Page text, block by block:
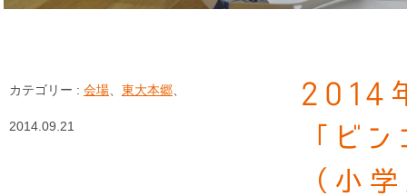
2014
「ビ
（小
カテゴリー : 会場 東大本郷
2014.09.21